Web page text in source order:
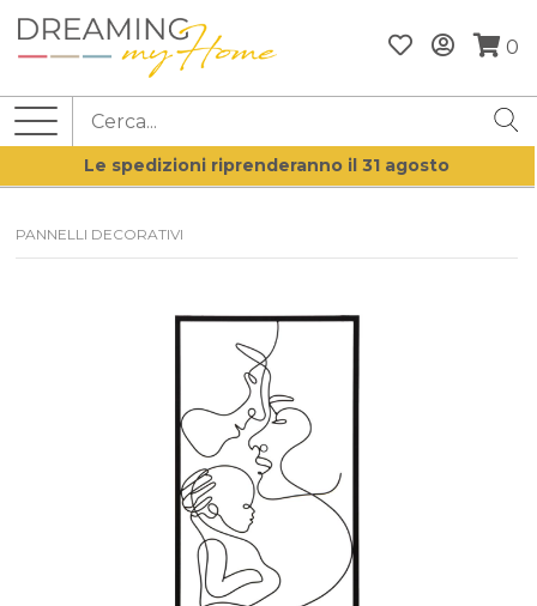
0
Le spedizioni riprenderanno il 31 agosto
PANNELLI DECORATIVI